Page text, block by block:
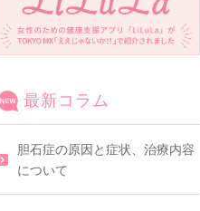
最新コラム
胆石症の原因と症状、治療内容
について